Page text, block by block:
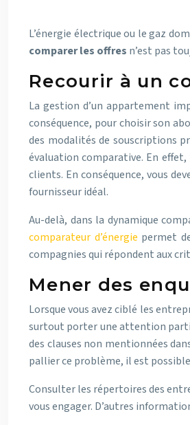
L’énergie électrique ou le gaz
comparer les offres n’est pas
Recourir à un
La gestion d’un appartement
conséquence, pour choisir son
des modalités de souscriptions
évaluation comparative. En
clients. En conséquence, vous
fournisseur idéal.
Au-delà, dans la dynamique
comparateur d’énergie permet
compagnies qui répondent aux
Mener des
Lorsque vous avez ciblé les
surtout porter une attention
des clauses non mentionnées
pallier ce problème, il est
Consulter les répertoires des
vous engager. D’autres